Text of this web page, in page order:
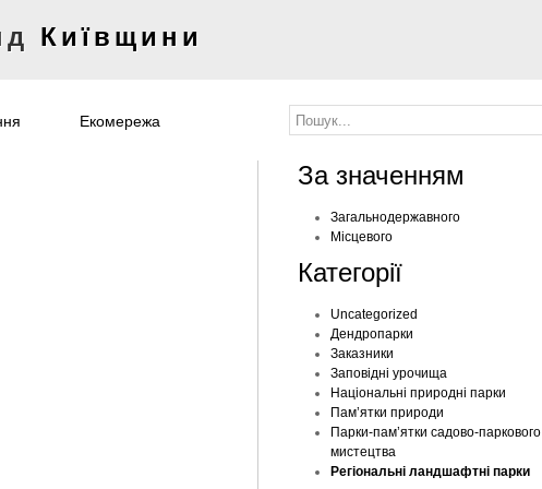
Київщини
Екомережа
За значенням
Загальнодержавного
Місцевого
Категорії
Uncategorized
Дендропарки
Заказники
Заповідні урочища
Національні природні парки
Пам’ятки природи
Парки-пам’ятки садово-паркового
мистецтва
Регіональні ландшафтні парки